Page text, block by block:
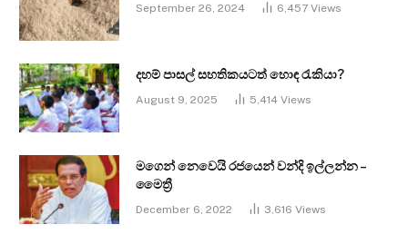
September 26, 2024 6,457 Views
දහම් පාසල් සහතිකයටත් හොඳ රැකියා?
August 9, 2025 5,414 Views
මගෙන් නෙවෙයි රජයෙන් වන්දි ඉල්ලන්න –
මෛත්‍රී
December 6, 2022 3,616 Views